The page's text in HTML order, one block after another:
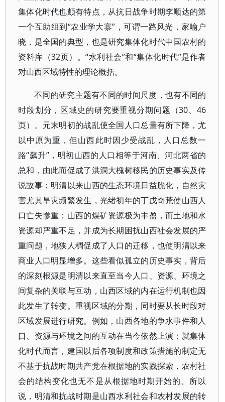
集体化时代也颇有特点，从抗日战争时期李顺达的第
一个互助组到“农业学大寨”，可谓一路风光，家喻户
晓，是全国的典型，也是研究集体化时代中国农村的
资料库（32页）。“水利社会”和“集体化时代”是作者
对山西区域特性的理论概括。
不同的研究主题有不同的时间尺度，也有不同的
时段划分，区域史的研究要重视分期问题（30、46
页）。元末明初的战乱使全国人口总量有所下降，尤
以中原为重，但山西此时因少受战乱，人口总数一
路“飙升”，明初山西的人口相等于河南、河北两省的
总和，由此而促成了洪洞大槐树移民的历史事实及传
说故事；明清以来山西的生态环境日益脆化，自然灾
害尤其旱灾频繁发生，光绪初年的丁戊奇荒使山西人
口亡失惨重；山西的煤矿资源极为丰盈，而土地和水
资源却严重不足，并成为长期困扰山西社会发展的严
重问题，地狭人稠促成了人口的迁移，也使明清以来
商业人口明显增多。这些看似孤立的历史事实，背后
的深刻根源是明清以来直至当今人口、资源、环境之
间复杂的关联与互动，山西区域的内在运行机制也因
此发生了转变。重视区域的分期，同时要从长时段对
区域发展进行研究。例如，山西各地的争水事件和人
口、资源与环境之间的互动在当今依然上演；就集体
化时代而言，建国以后各项制度和政策措施的制定无
不基于抗战时期共产党在根据地的实践探索，农村社
会的结构变化也无不是从根据地时期开始的。所以
说，明清和抗战时期是山西水利社会和农村发展的转